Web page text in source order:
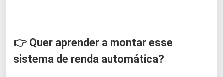
👉 Quer aprender a montar esse
sistema de renda automática?